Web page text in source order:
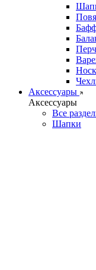
Аксессуары
Аксессуары
Все
Шапки